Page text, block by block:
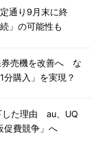
通り9月末に終
」の可能性も
券売機を改善へ な
購入」を実現？
した理由 au、UQ
促費競争」へ